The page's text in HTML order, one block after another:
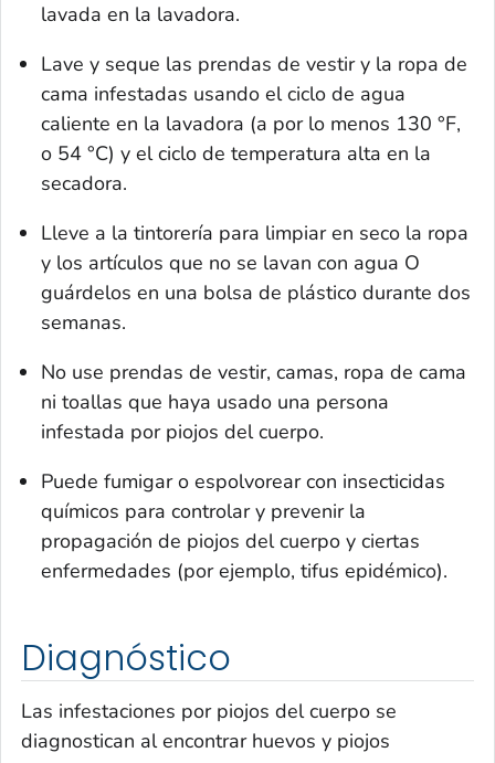
lavada en la lavadora.
Lave y seque las prendas de vestir y la ropa de
cama infestadas usando el ciclo de agua
caliente en la lavadora (a por lo menos 130 °F,
o 54 °C) y el ciclo de temperatura alta en la
secadora.
Lleve a la tintorería para limpiar en seco la ropa
y los artículos que no se lavan con agua O
guárdelos en una bolsa de plástico durante dos
semanas.
No use prendas de vestir, camas, ropa de cama
ni toallas que haya usado una persona
infestada por piojos del cuerpo.
Puede fumigar o espolvorear con insecticidas
químicos para controlar y prevenir la
propagación de piojos del cuerpo y ciertas
enfermedades (por ejemplo, tifus epidémico).
Diagnóstico
Las infestaciones por piojos del cuerpo se
diagnostican al encontrar huevos y piojos